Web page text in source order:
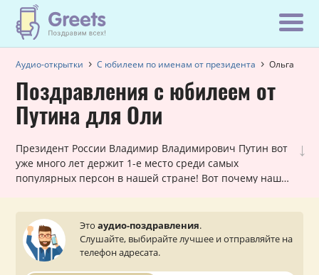
Аудио-открытки С юбилеем по именам от президента Ольга
Поздравления с юбилеем от
Путина для Оли
↓
Президент России Владимир Владимирович Путин вот
уже много лет держит 1-е место среди самых
популярных персон в нашей стране! Вот почему наши
самых заказываемых именных поздравлений. Они
лично обращаются к каждой женщине и оставляют
очень приятное впечатление. Просто выберите
Этоаудио-поздравления.
Слушайте, выбирайте лучшее и отправляйте на
телефон адресата.